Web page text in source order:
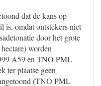
dat de kans op
is, omdat ontstekers niet
door het grote
worden
A59 en TNO PML
ter plaatse geen
(TNO PML